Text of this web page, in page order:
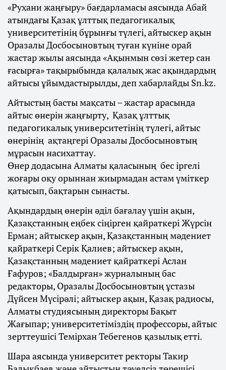
«Рухани жаңғыру» бағдарламасы аясында Абай
атындағы Қазақ ұлттық педагогикалық
университетінің бұрынғы түлегі, айтыскер ақын
Оразалы Досбосыновтың туған күніне орай
жастар жылы аясында «Ақынмын сөзі жетер сан
ғасырға» тақырыбында қалалық жас ақындардың
айтысы ұйымдастырылды, деп хабарлайды Sn.kz.
Айтыстың басты мақсаты – жастар арасында
айтыс өнерін жаңғырту, Қазақ ұлттық
педагогикалық университетінің түлегі, айтыс
өнерінің ақтаңгері Оразалы Досбосыновтың
мұрасын насихаттау.
Өнер додасына Алматы қаласының бес іргелі
жоғары оқу орыннан жиырмадан астам үміткер
қатысып, бақтарын сынасты.
Ақындардың өнерін әділ бағалау үшін ақын,
Қазақстанның еңбек сіңірген қайраткері Жүрсін
Ерман; айтыскер ақын, Қазақстанның мәдениет
қайраткері Серік Қалиев; айтыскер ақын,
Қазақстанның мәдениет қайраткері Аслан
Ғафуров; «Балдырған» журналының бас
редакторы, Оразалы Досбосыновтың ұстазы
Дүйсен Мүсірәлі; айтыскер ақын, Қазақ радиосы,
Алматы студиясының директоры Бақыт
Жағыпар; университетіміздің профессоры, айтыс
зерттеушісі Темірхан Тебегенов қазылық етті.
Шара аясында университет ректоры Такир